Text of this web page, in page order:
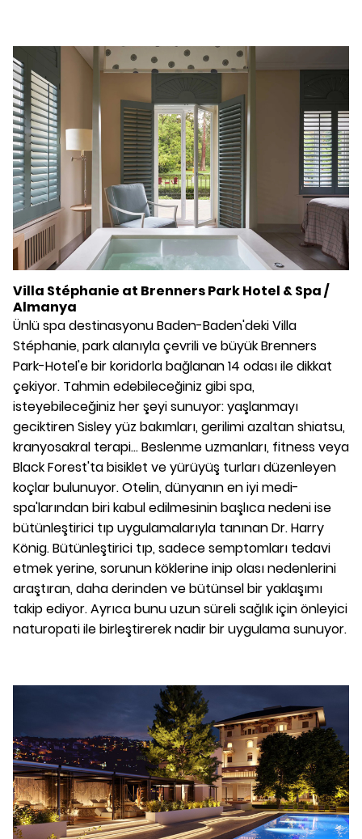
Villa Stéphanie at Brenners Park Hotel & Spa /
Almanya
Ünlü spa destinasyonu Baden-Baden'deki Villa
Stéphanie, park alanıyla çevrili ve büyük Brenners
Park-Hotel'e bir koridorla bağlanan 14 odası ile dikkat
çekiyor. Tahmin edebileceğiniz gibi spa,
isteyebileceğiniz her şeyi sunuyor: yaşlanmayı
geciktiren Sisley yüz bakımları, gerilimi azaltan shiatsu,
kranyosakral terapi... Beslenme uzmanları, fitness veya
Black Forest'ta bisiklet ve yürüyüş turları düzenleyen
koçlar bulunuyor. Otelin, dünyanın en iyi medi-
spa'larından biri kabul edilmesinin başlıca nedeni ise
bütünleştirici tıp uygulamalarıyla tanınan Dr. Harry
König. Bütünleştirici tıp, sadece semptomları tedavi
etmek yerine, sorunun köklerine inip olası nedenlerini
araştıran, daha derinden ve bütünsel bir yaklaşımı
takip ediyor. Ayrıca bunu uzun süreli sağlık için önleyici
naturopati ile birleştirerek nadir bir uygulama sunuyor.